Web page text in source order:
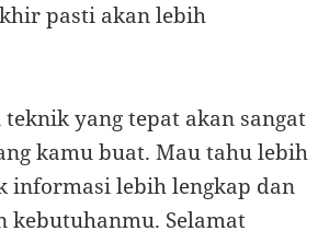
pasti akan lebih
yang tepat akan sangat
kamu buat. Mau tahu lebih
informasi lebih lengkap dan
kebutuhanmu. Selamat